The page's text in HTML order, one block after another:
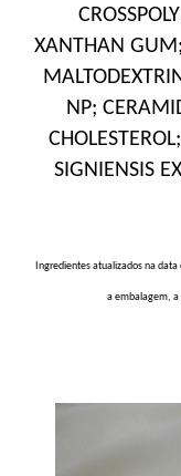
XANTHAN
NP;
SIGNIENSIS
Ingredientes atualizados na
a embalagem, a